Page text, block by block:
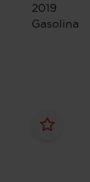
2019
Gasolina